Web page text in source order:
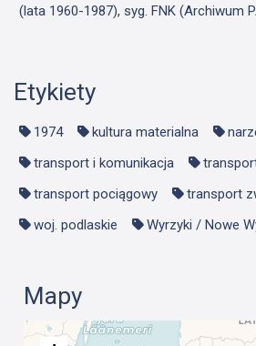
(lata 1960-1987), syg. FNK (Archiwum
Etykiety
1974 kultura materialna
transport i komunikacja
transport pociągowy
transport
woj. podlaskie
Wyrzyki / Nowe
Mapy